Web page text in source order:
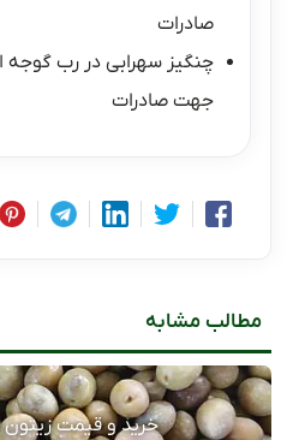
صادرات
چنگیز سهرابی دررب گوجه
جهت صادرات
مطالب مشابه
خرید و قیمت زیتون